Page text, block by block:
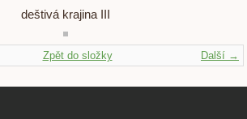
deštivá krajina III
Další →
Zpět do složky